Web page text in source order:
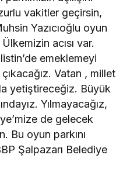
vakitler geçirsin,
Yazıcıoğlu oyun
acısı var.
emeklemeyi
Vatan , millet
yetiştireceğiz. Büyük
Yılmayacağız,
de gelecek
Bu oyun parkını
Şalpazarı Belediye